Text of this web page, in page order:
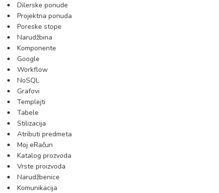
Dilerske ponude
Projektna ponuda
Poreske stope
Narudžbina
Komponente
Google
Workflow
NoSQL
Grafovi
Templejti
Tabele
Stilizacija
Atributi predmeta
Moj eRačun
Katalog prozvoda
Vrste proizvoda
Narudžbenice
Komunikacija